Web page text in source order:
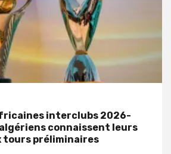
interclubs 2026-
connaissent leurs
tours préliminaires